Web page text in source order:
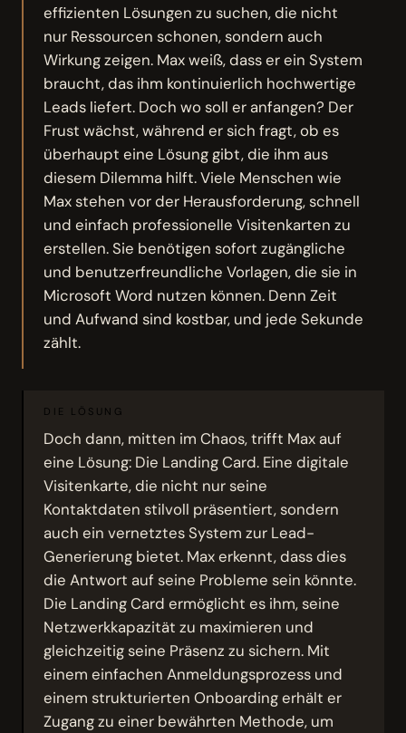
effizienten Lösungen zu suchen, die nicht
nur Ressourcen schonen, sondern auch
Wirkung zeigen. Max weiß, dass er ein System
braucht, das ihm kontinuierlich hochwertige
Leads liefert. Doch wo soll er anfangen? Der
Frust wächst, während er sich fragt, ob es
überhaupt eine Lösung gibt, die ihm aus
diesem Dilemma hilft. Viele Menschen wie
Max stehen vor der Herausforderung, schnell
und einfach professionelle Visitenkarten zu
erstellen. Sie benötigen sofort zugängliche
und benutzerfreundliche Vorlagen, die sie in
Microsoft Word nutzen können. Denn Zeit
und Aufwand sind kostbar, und jede Sekunde
zählt.
DIE LÖSUNG
Doch dann, mitten im Chaos, trifft Max auf
eine Lösung: Die Landing Card. Eine digitale
Visitenkarte, die nicht nur seine
Kontaktdaten stilvoll präsentiert, sondern
auch ein vernetztes System zur Lead-
Generierung bietet. Max erkennt, dass dies
die Antwort auf seine Probleme sein könnte.
Die Landing Card ermöglicht es ihm, seine
Netzwerkkapazität zu maximieren und
gleichzeitig seine Präsenz zu sichern. Mit
einem einfachen Anmeldungsprozess und
einem strukturierten Onboarding erhält er
Zugang zu einer bewährten Methode, um